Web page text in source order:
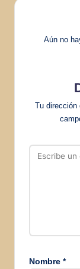
Aún no
Tu dirección
Nombre *